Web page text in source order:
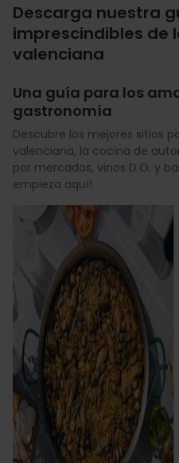
Descarga nuestra
imprescindibles de
valenciana
Una guía para los
gastronomía
Descubre los mejores sitios
valenciana, la cocina de
por mercados, vinos D.O. y
empieza aquí!